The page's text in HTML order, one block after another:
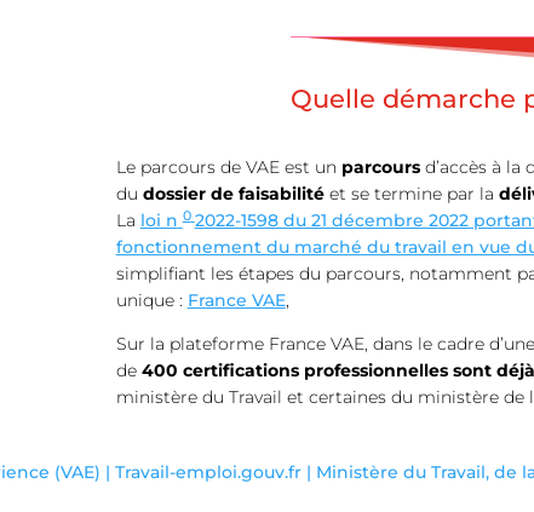
Quelle démarche
Le parcours de VAE est un parcours d’accès à
du dossier de faisabilité et se termine par la
La loi n 0 2022-1598 du 21 décembre 2022
fonctionnement du marché du travail en vue
simplifiant les étapes du parcours, notamment
unique : France VAE,
Sur la plateforme France VAE, dans le cadre
de 400 certifications professionnelles sont
ministère du Travail et certaines du ministère de
(VAE) | Travail-emploi.gouv.fr | Ministère du Travail, de